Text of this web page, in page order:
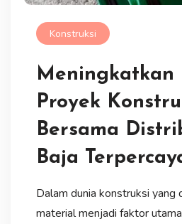
Konstruksi
Meningkatkan
Proyek
Bersama
Baja
Dalam dunia konstruksi yang
material menjadi faktor